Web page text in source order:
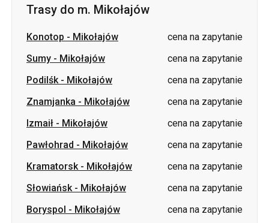
Trasy do m. Mikołajów
Konotop - Mikołajów
cena na zapytanie
Sumy - Mikołajów
cena na zapytanie
Podilśk- Mikołajów
cena na zapytanie
Znamjanka - Mikołajów
cena na zapytanie
Izmaił - Mikołajów
cena na zapytanie
Pawłohrad - Mikołajów
cena na zapytanie
Kramatorsk- Mikołajów
cena na zapytanie
Słowiańsk- Mikołajów
cena na zapytanie
Boryspol - Mikołajów
cena na zapytanie